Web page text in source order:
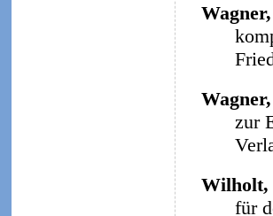
zur
Wilholt,
für